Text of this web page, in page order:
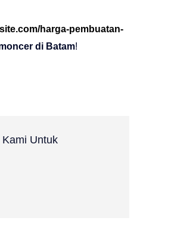
harga-pembuatan-
di Batam!
Untuk